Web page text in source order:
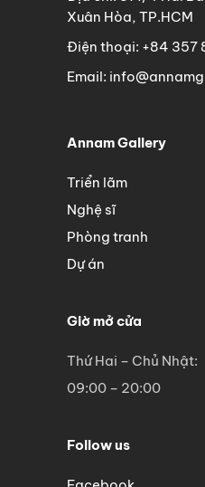
Xuân Hòa, TP.HCM
Điện thoại: +84 357
Email:
Annam Gallery
Triển lãm
Nghệ sĩ
Phòng tranh
Dự án
Giờ mở cửa
Thứ Hai – Chủ Nhật:
09:00 – 20:00
Follow us